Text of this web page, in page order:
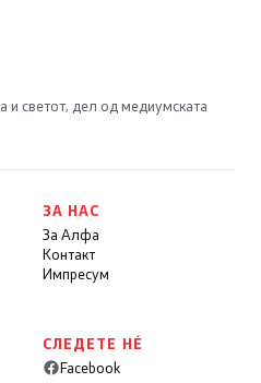
и светот, дел од медиумската
ЗА НАС
За Алфа
Контакт
Импресум
СЛЕДЕТЕ НÉ
Facebook